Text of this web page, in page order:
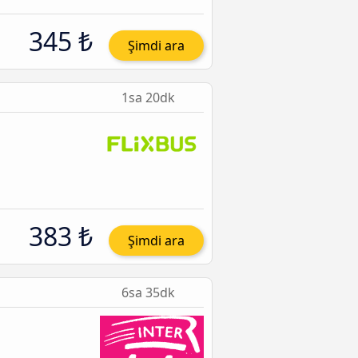
345 ₺ Şimdi ara
1sa 20dk
383 ₺ Şimdi ara
6sa 35dk